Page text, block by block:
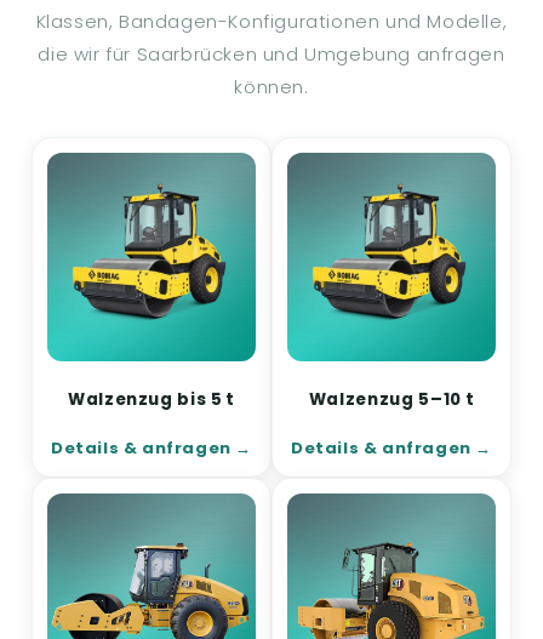
Klassen, Bandagen-Konfigurationen und Modelle,
die wir für Saarbrücken und Umgebung anfragen
können.
Walzenzug bis 5 t
Details & anfragen
Walzenzug 5–10 t
Details & anfragen